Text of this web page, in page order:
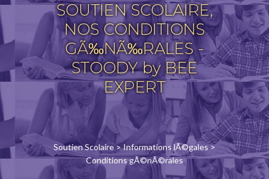
SOUTIEN SCOLAIRE,
NOS CONDITIONS
GÃ‰NÃ‰RALES -
STOODY by BEE
EXPERT
Soutien Scolaire>Informations lÃ©gales>
Conditions gÃ©nÃ©rales